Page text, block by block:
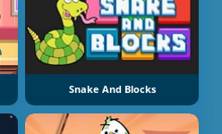
Snake And Blocks